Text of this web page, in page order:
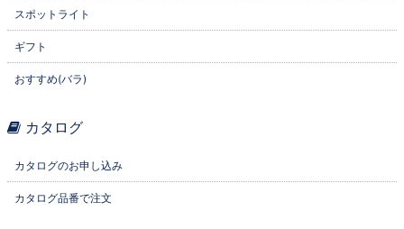
スポットライト
ギフト
おすすめ(バラ)
カタログ
カタログのお申し込み
カタログ品番で注文